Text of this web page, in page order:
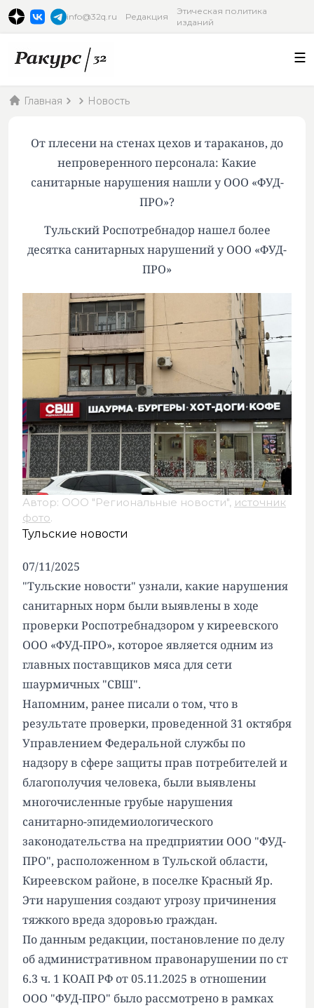
info@32q.ru Редакция
Этическая политика
изданий
Главная Новость
От плесени на стенах цехов и тараканов, до
непроверенного персонала: Какие
санитарные нарушения нашли у ООО «ФУД-
ПРО»?
Тульский Роспотребнадор нашел более
десятка санитарных нарушений у ООО «ФУД-
ПРО»
Автор: ООО "Региональные новости", источник
фото.
Тульские новости
07/11/2025
"Тульские новости" узнали, какие нарушения
санитарных норм были выявлены в ходе
проверки Роспотребнадзором у киреевского
ООО «ФУД-ПРО», которое является одним из
главных поставщиков мяса для сети
шаурмичных "СВШ".
Напомним, ранее писали о том, что в
результате проверки, проведенной 31 октября
Управлением Федеральной службы по
надзору в сфере защиты прав потребителей и
благополучия человека, были выявлены
многочисленные грубые нарушения
санитарно-эпидемиологического
законодательства на предприятии ООО "ФУД-
ПРО", расположенном в Тульской области,
Киреевском районе, в поселке Красный Яр.
Эти нарушения создают угрозу причинения
тяжкого вреда здоровью граждан.
По данным редакции, постановление по делу
об административном правонарушении по ст
6.3 ч. 1 КОАП РФ от 05.11.2025 в отношении
ООО "ФУД-ПРО" было рассмотрено в рамках